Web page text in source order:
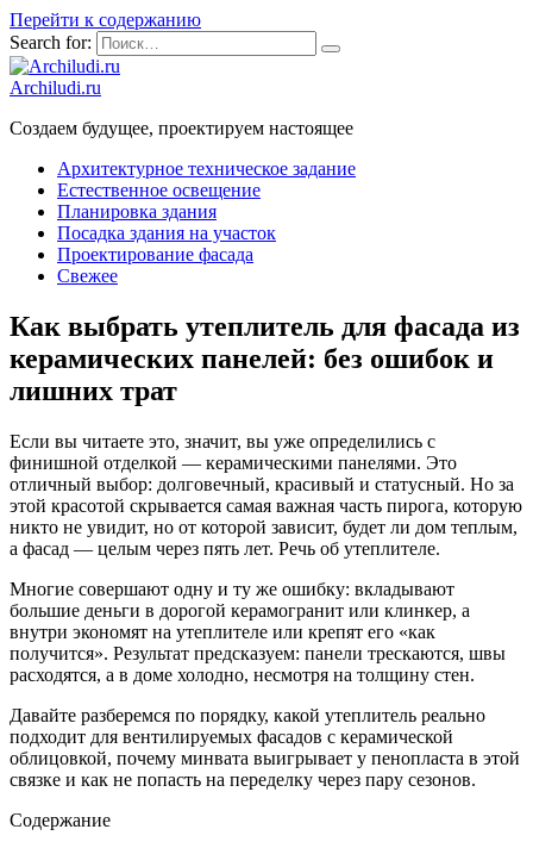
Перейти к содержанию
Search for:
Archiludi.ru
Создаем будущее, проектируем настоящее
Архитектурное техническое задание
Естественное освещение
Планировка здания
Посадка здания на участок
Проектирование фасада
Свежее
Как выбрать утеплитель для фасада из
керамических панелей: без ошибок и
лишних трат
Если вы читаете это, значит, вы уже определились с
финишной отделкой — керамическими панелями. Это
отличный выбор: долговечный, красивый и статусный. Но за
этой красотой скрывается самая важная часть пирога, которую
никто не увидит, но от которой зависит, будет ли дом теплым,
а фасад — целым через пять лет. Речь об утеплителе.
Многие совершают одну и ту же ошибку: вкладывают
большие деньги в дорогой керамогранит или клинкер, а
внутри экономят на утеплителе или крепят его «как
получится». Результат предсказуем: панели трескаются, швы
расходятся, а в доме холодно, несмотря на толщину стен.
Давайте разберемся по порядку, какой утеплитель реально
подходит для вентилируемых фасадов с керамической
облицовкой, почему минвата выигрывает у пенопласта в этой
связке и как не попасть на переделку через пару сезонов.
Содержание